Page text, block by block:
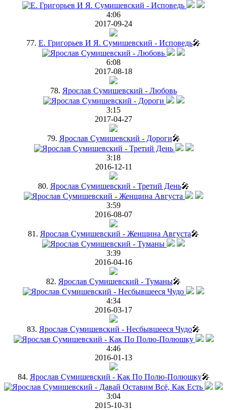
4:06
2017-09-24
77. Е. Григорьев И Я. Сумишевский - Исповедь🎤
6:08
2017-08-18
78. Ярослав Сумишевский - Любовь
3:15
2017-04-27
79. Ярослав Сумишевский - Дороги🎤
3:18
2016-12-11
80. Ярослав Сумишевский - Третий День🎤
3:59
2016-08-07
81. Ярослав Сумишевский - Женщина Августа🎤
3:39
2016-04-16
82. Ярослав Сумишевский - Туманы🎤
4:34
2016-03-17
83. Ярослав Сумишевский - Несбывшееся Чудо🎤
4:46
2016-01-13
84. Ярослав Сумишевский - Как По Полю-Полюшку🎤
3:04
2015-10-31